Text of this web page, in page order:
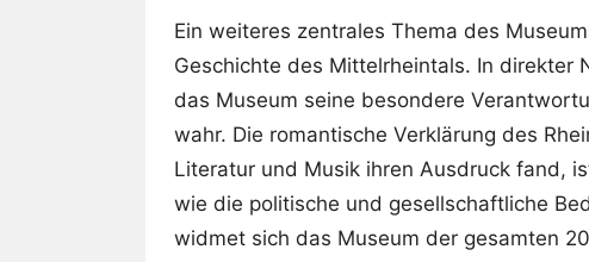
Ein weiteres zentrales Thema des
Geschichte des Mittelrheintals. In direkter
das Museum seine besondere
wahr. Die romantische Verklärung des
Literatur und Musik ihren Ausdruck fand,
wie die politische und gesellschaftliche
widmet sich das Museum der gesamten